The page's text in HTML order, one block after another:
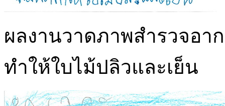
ผลงานวาดภาพสำรวจอา
ทำให้ใบไม้ปลิวและเย็น